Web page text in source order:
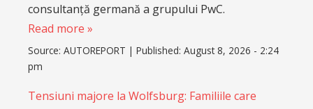
consultanță germană a grupului PwC.
Read more »
Source: AUTOREPORT | Published: August 8, 2026 - 2:24
pm
Tensiuni majore la Wolfsburg: Familiile care